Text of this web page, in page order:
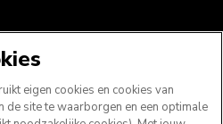
eigen cookies en cookies van
de site te waarborgen en een optimale